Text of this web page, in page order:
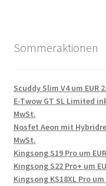
Sommeraktionen
Scuddy Slim V4 um EUR
E-Twow GT SL Limited
MwSt.
Nosfet Aeon mit
MwSt.
Kingsong S19 Pro um
Kingsong S22 Pro+ um
Kingsong KS18XL Pro